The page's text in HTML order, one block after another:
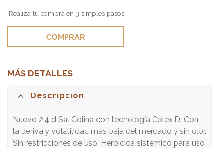
¡Realiza tu compra en 3 simples pasos!
COMPRAR
MÁS DETALLES
Descripción
Nuevo 2,4 d Sal Colina con tecnología Colex D. Con
la deriva y volatilidad más baja del mercado y sin olor.
Sin restricciones de uso. Herbicida sistémico para uso